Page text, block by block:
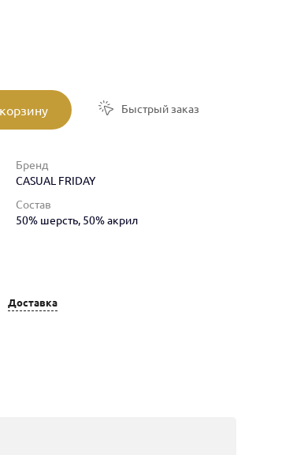
Быстрый заказ
Бренд
CASUAL FRIDAY
Состав
50% шерсть, 50% акрил
Доставка